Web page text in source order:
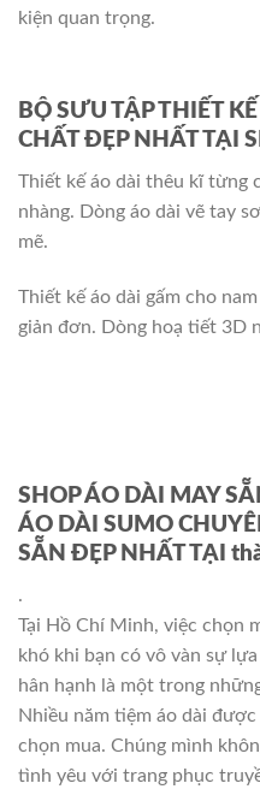
kiện quan trọng.
BỘ SƯU TẬP THIẾT
CHẤT ĐẸP NHẤT TẠI
Thiết kế áo dài thêu kĩ từng
nhàng. Dòng áo dài vẽ tay
mẽ.
Thiết kế áo dài gấm cho
giản đơn. Dòng hoạ tiết 3D
SHOP ÁO DÀI MAY
ÁO DÀI SUMO
SẴN ĐẸP NHẤT TẠI
.
Tại Hồ Chí Minh, việc chọn
khó khi bạn có vô vàn sự
hân hạnh là một trong
Nhiều năm tiệm áo dài
chọn mua. Chúng mình
tình yêu với trang phục